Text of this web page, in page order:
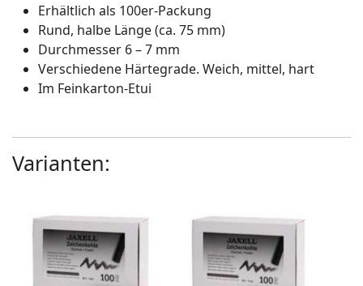
Erhältlich als 100er-Packung
Rund, halbe Länge (ca. 75 mm)
Durchmesser 6 – 7 mm
Verschiedene Härtegrade. Weich, mittel, hart
Im Feinkarton-Etui
Varianten: